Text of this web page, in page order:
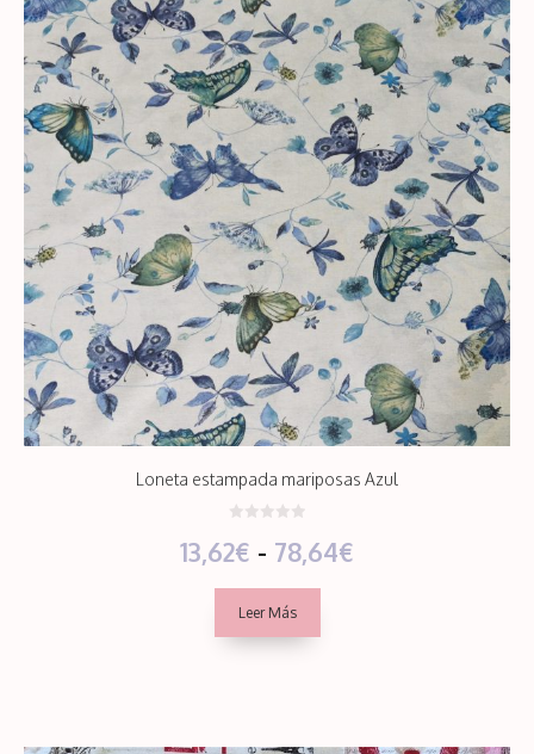
Loneta estampada mariposas Azul
d
e
13,62€ - 78,64€
Leer Más